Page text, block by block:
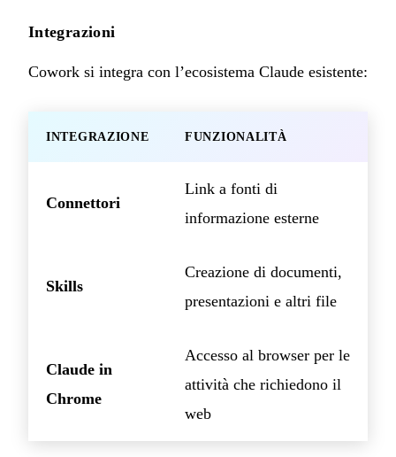
Integrazioni
Cowork si integra con l’ecosistema Claude esistente:
INTEGRAZIONE FUNZIONALITÀ
Connettori
Link a fonti di
informazione esterne
Skills
Creazione di documenti,
presentazioni e altri file
Claude in
Chrome
Accesso al browser per le
attività che richiedono il
web